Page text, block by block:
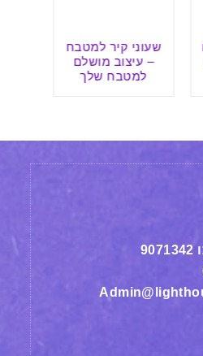
שעוני קיר למטבח
– עיצוב מושלם
למטבח שלך